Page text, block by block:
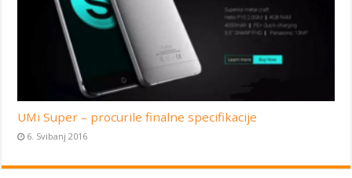
UMi Super – procurile finalne specifikacije
6. Svibanj 2016